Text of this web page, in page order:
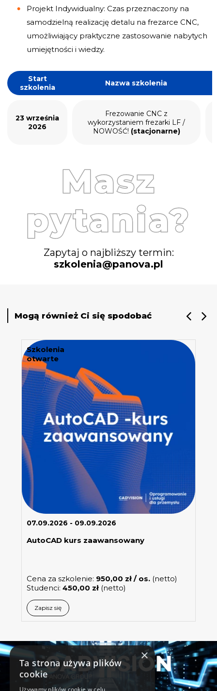
Projekt Indywidualny: Czas przeznaczony na
samodzielną realizację detalu na frezarce CNC,
umożliwiający praktyczne zastosowanie nabytych
umiejętności i wiedzy.
Start
szkolenia
Nazwa szkolenia
23 września
2026
Frezowanie CNC z
wykorzystaniem frezarki LF /
NOWOŚĆ! (stacjonarne)
Masz
pytania?
Zapytaj o najbliższy termin:
szkolenia@panova.pl
Mogą również Ci się spodobać
Szkolenia
otwarte
07.09.2026 - 09.09.2026
AutoCAD kurs zaawansowany
Cena za szkolenie: 950,00 zł/ os. (netto)
Studenci: 450,00 zł (netto)
Zapisz się
×
Ta strona używa plików
cookie
Używamy plików cookie w celu